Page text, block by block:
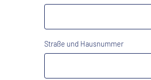
Straße und Hausnummer